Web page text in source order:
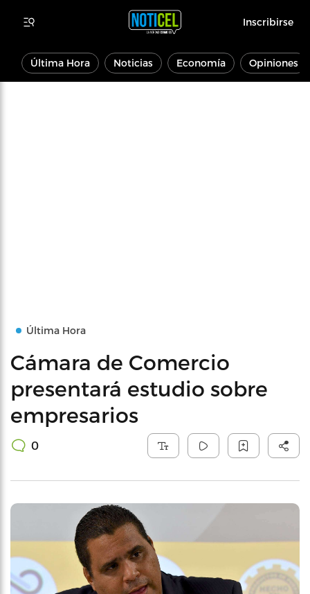
Inscribirse
Última Hora Noticias Economía Opiniones
Última Hora
Cámara de Comercio
presentará estudio sobre
empresarios
0